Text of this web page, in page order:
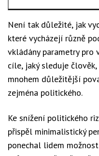
Není tak důležité, jak
které vycházejí různě
vkládány parametry pro
cíle, jaký sleduje
mnohem důležitější
zejména politického.
Ke snížení politického
přispěl minimalistický
ponechal lidem